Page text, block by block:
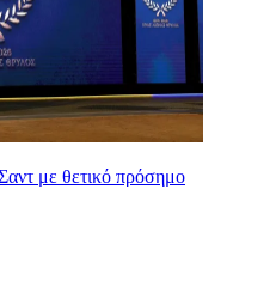
με θετικό πρόσημο